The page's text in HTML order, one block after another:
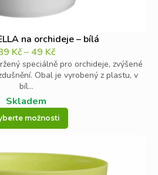
na orchideje – bílá
Kč– 49 Kč
speciálně pro orchideje, zvýšené
Obal je vyrobený z plastu, v
bíl...
Skladem
možnosti